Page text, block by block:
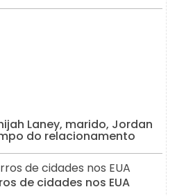
Laney, marido, Jordan
do relacionamento
de cidades nos EUA